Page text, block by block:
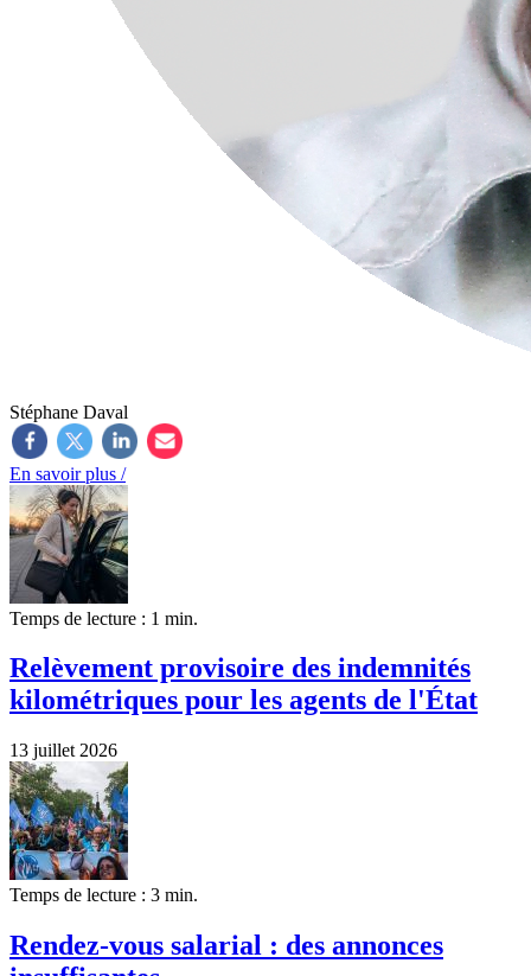
Stéphane Daval
En savoir plus /
Temps de lecture : 1 min.
Relèvement provisoire des indemnités
kilométriques pour les agents de l'État
13 juillet 2026
Temps de lecture : 3 min.
Rendez-vous salarial : des annonces